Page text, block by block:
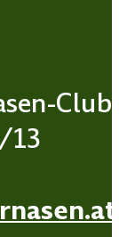
Club
13